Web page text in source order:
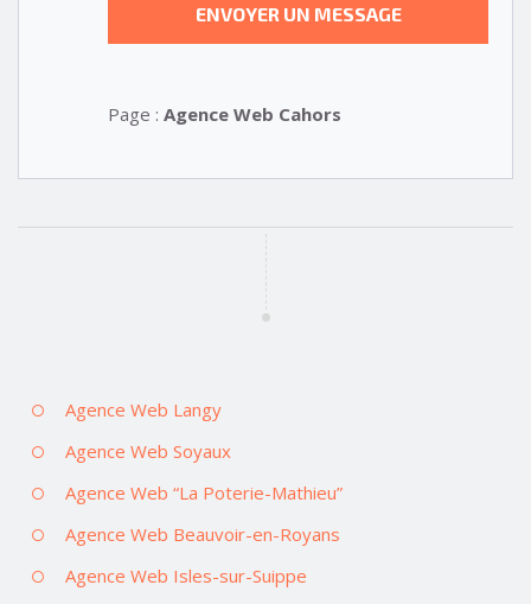
Page : Agence Web Cahors
Agence Web Langy
Agence Web Soyaux
Agence Web “La Poterie-Mathieu”
Agence Web Beauvoir-en-Royans
Agence Web Isles-sur-Suippe